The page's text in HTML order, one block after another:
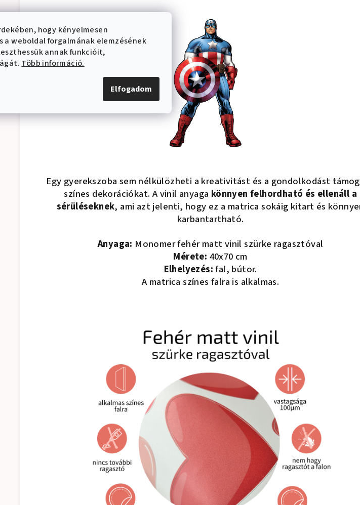
hogy kényelmesen
a weboldal forgalmának elemzésének
annak funkcióit,
Több információ.
Elfogadom
Egy gyerekszoba sem nélkülözheti a kreativitást és a gondolkodást
színes dekorációkat. A vinil anyaga könnyen felhordható és ellenáll a
sérüléseknek, ami azt jelenti, hogy ez a matrica sokáig kitart és
karbantartható.
Anyaga: Monomer fehér matt vinil szürke ragasztóval
Mérete: 40x70 cm
Elhelyezés:fal, bútor.
A matrica színes falra is alkalmas.